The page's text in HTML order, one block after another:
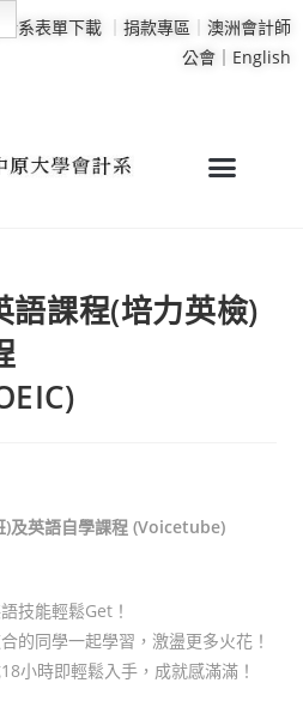
計系表單下載 ｜ 捐款專區 ｜ 澳洲會計師
公會｜ English
語課程(培力英檢)
)及英語自學課程 (Voicetube)
技能輕鬆Get！
的同學一起學習，激盪更多火花！
18小時即輕鬆入手，成就感滿滿！